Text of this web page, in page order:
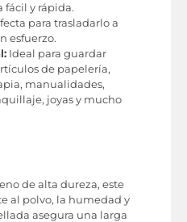
fácil y rápida.
para trasladarlo a
esfuerzo.
Ideal para guardar
de papelería,
manualidades,
joyas y mucho
de alta dureza, este
al polvo, la humedad y
asegura una larga